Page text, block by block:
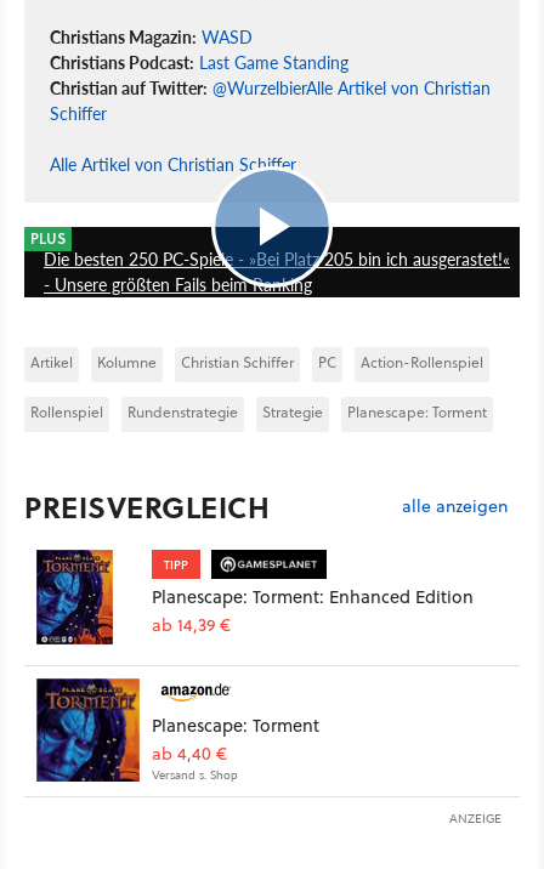
Christians Magazin: WASD
Christians Podcast: Last Game Standing
Christian auf Twitter: @WurzelbierAlle Artikel von Christian
Schiffer
Alle Artikel von Christian Schiffer
PLUS
Die besten 250 PC-Spiele - »Bei Platz 205 bin ich ausgerastet!«
- Unsere größten Fails beim Ranking
Artikel Kolumne Christian Schiffer PC Action-Rollenspiel
Rollenspiel Rundenstrategie Strategie Planescape: Torment
PREISVERGLEICH alle anzeigen
TIPP
Planescape: Torment: Enhanced Edition
ab 14,39 €
Planescape: Torment
ab 4,40 €
Versand s. Shop
ANZEIGE